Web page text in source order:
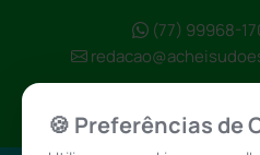
(77) 99968-
🍪 Preferências de